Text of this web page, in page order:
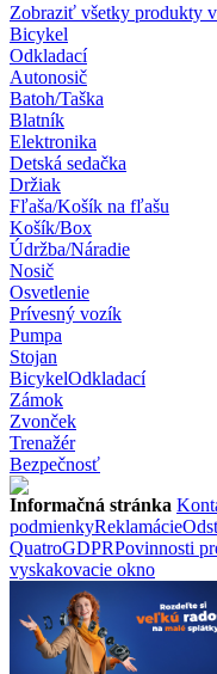
Zobraziť všetky produkty
Bicykel
Odkladací
Autonosič
Batoh/Taška
Blatník
Elektronika
Detská sedačka
Držiak
Fľaša/Košík na fľašu
Košík/Box
Údržba/Náradie
Nosič
Osvetlenie
Prívesný vozík
Pumpa
Stojan
BicykelOdkladací
Zámok
Zvonček
Trenažér
Bezpečnosť
Informačná stránka
podmienkyReklamácie
QuatroGDPRPovinnosti
vyskakovacie okno